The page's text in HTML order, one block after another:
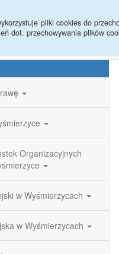
pliki cookies do
dot. przechowywania plików
Organizacyjnych
w Wyśmierzycach
w Wyśmierzycach